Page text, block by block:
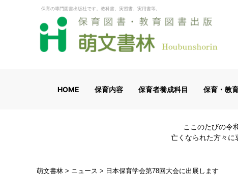
保育の専門図書出版社です。教科書、実習書、実用書等。
HOME 保育内容 保育者養成科目 保育・教
ここのたびの令
亡くなられた方々に
萌文書林 > ニュース > 日本保育学会第78回大会に出展します